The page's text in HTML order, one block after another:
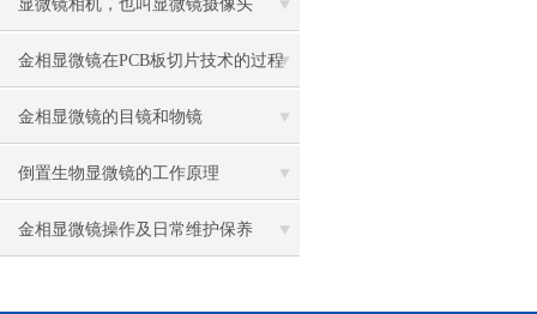
显微镜相机，也叫显微镜摄像头
金相显微镜在PCB板切片技术的过程
控制中的作用
金相显微镜的目镜和物镜
倒置生物显微镜的工作原理
金相显微镜操作及日常维护保养